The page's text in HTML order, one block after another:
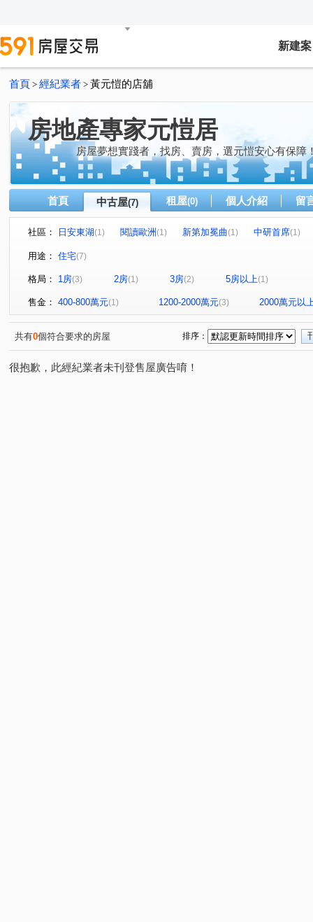
新建案
首頁 > 經紀業者 > 黃元愷的店舖
房地產專家元愷居
房屋夢想實踐者，找房、賣房，選元愷安心有保障
首頁 中古屋(7) 租屋(0) 個人介紹 留
社區： 日安東湖(1) 閱讀歐洲(1) 新第加冕曲(1) 中研首席(1)
康樂街
用途： 住宅(7)
格局： 1房(3) 2房(1) 3房(2) 5房以上(1)
售金： 400-800萬元(1) 1200-2000萬元(3) 2000萬元以
共有0個符合要求的房屋 排序：
很抱歉，此經紀業者未刊登售屋廣告唷！